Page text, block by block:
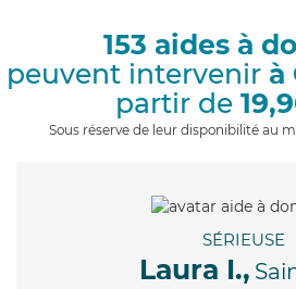
153 aides à
peuvent intervenir à
partir de
Sous réserve de leur disponibilité au
SÉRIEUSE
Laura I.,